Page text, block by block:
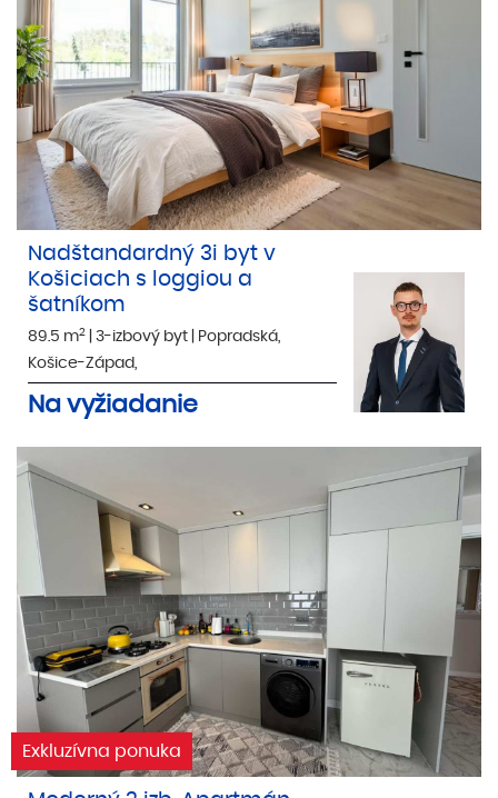
Nadštandardný 3i byt v
Košiciach s loggiou a
šatníkom
89.5 m2 3-izbový byt
Popradská,
Košice-Západ,
Na vyžiadanie
Exkluzívna ponuka